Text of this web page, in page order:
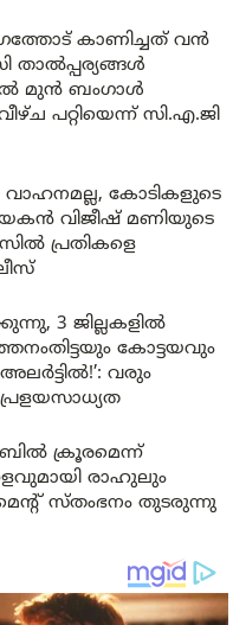
കാണിച്ചത് വൻ
താൽപ്പര്യങ്ങൾ
മുൻ ബംഗാൾ
പറ്റിയെന്ന് സി.എ.ജി
കോടികളുടെ
വിജീഷ് മണിയുടെ
പ്രതികളെ
3 ജില്ലകളിൽ
കോട്ടയവും
വരും
ക്രൂരമെന്ന്
രാഹുലും
സ്തംഭനം തുടരുന്നു